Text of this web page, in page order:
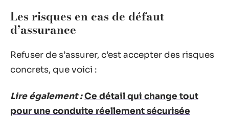
Les risques en cas de défaut
d’assurance
Refuser de s’assurer, c’est accepter des risques
concrets, que voici :
Lire également :Ce détail qui change tout
pour une conduite réellement sécurisée